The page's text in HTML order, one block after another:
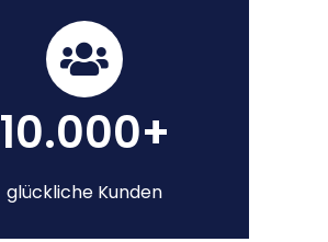
10.000+
glückliche Kunden